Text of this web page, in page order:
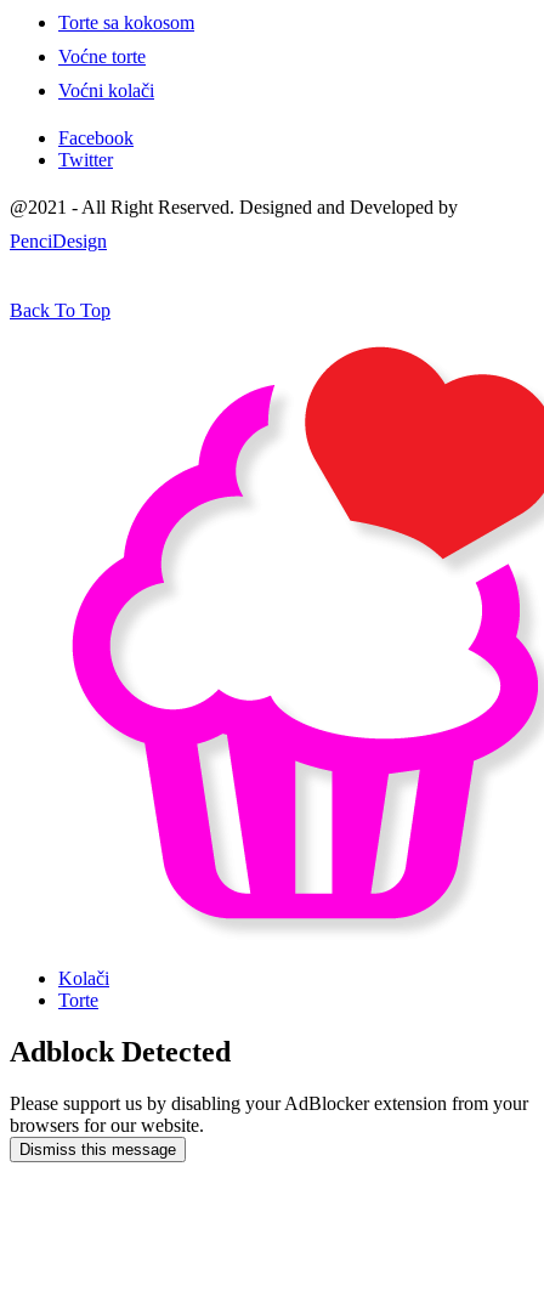
Torte sa kokosom
Voćne torte
Voćni kolači
Facebook
Twitter
@2021 - All Right Reserved. Designed and Developed by
PenciDesign
Back To Top
Kolači
Torte
Adblock Detected
Please support us by disabling your AdBlocker extension from your
browsers for our website.
Dismiss this message